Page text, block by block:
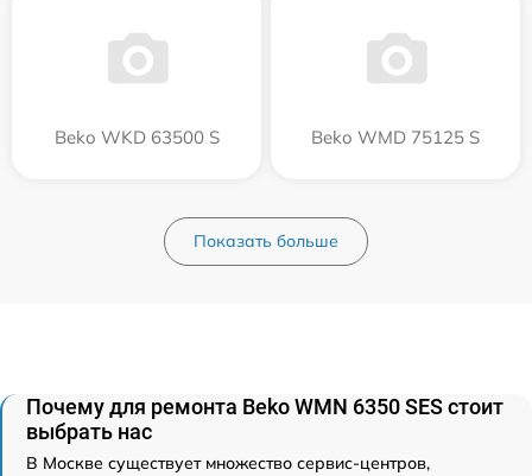
Beko WKD 63500 S Beko WMD 75125 S
Показать больше
Почему для ремонта Beko WMN 6350 SES стоит
выбрать нас
В Москве существует множество сервис-центров,